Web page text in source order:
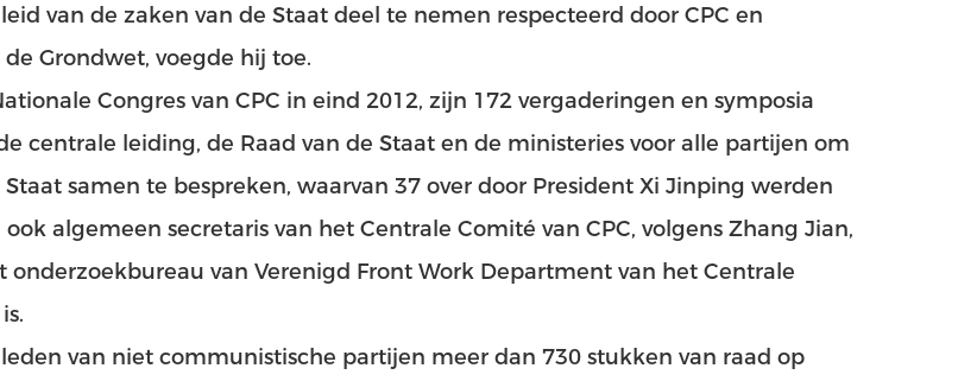
van de zaken van de Staat deel te nemen respecteerd door CPC en
Grondwet, voegde hij toe.
Congres van CPC in eind 2012, zijn 172 vergaderingen en symposia
centrale leiding, de Raad van de Staat en de ministeries voor alle partijen om
samen te bespreken, waarvan 37 over door President Xi Jinping werden
algemeen secretaris van het Centrale Comité van CPC, volgens Zhang Jian,
onderzoekbureau van Verenigd Front Work Department van het Centrale
van niet communistische partijen meer dan 730 stukken van raad op